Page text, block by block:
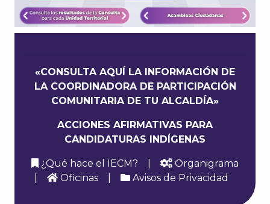
«CONSULTA AQUÍ LA INFORMACIÓN DE
LA COORDINADORA DE PARTICIPACIÓN
COMUNITARIA DE TU ALCALDÍA»
ACCIONES AFIRMATIVAS PARA
CANDIDATURAS INDÍGENAS
¿Qué hace el IECM?
Organigrama
Oficinas Avisos de Privacidad